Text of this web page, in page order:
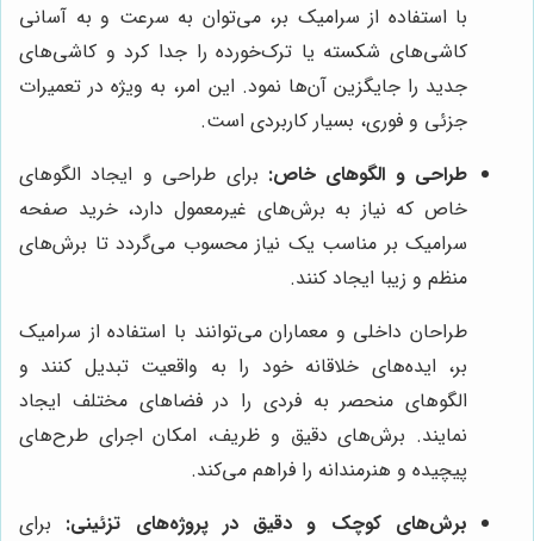
با استفاده از سرامیک بر، می‌توان به سرعت و به آسانی
کاشی‌های شکسته یا ترک‌خورده را جدا کرد و کاشی‌های
جدید را جایگزین آن‌ها نمود. این امر، به ویژه در تعمیرات
جزئی و فوری، بسیار کاربردی است.
طراحی و الگوهای خاص: برای طراحی و ایجاد الگوهای
خاص که نیاز به برش‌های غیرمعمول دارد، خرید صفحه
سرامیک بر مناسب یک نیاز محسوب می‌گردد تا برش‌های
منظم و زیبا ایجاد کنند.
طراحان داخلی و معماران می‌توانند با استفاده از سرامیک
بر، ایده‌های خلاقانه خود را به واقعیت تبدیل کنند و
الگوهای منحصر به فردی را در فضاهای مختلف ایجاد
نمایند. برش‌های دقیق و ظریف، امکان اجرای طرح‌های
پیچیده و هنرمندانه را فراهم می‌کند.
برش‌های کوچک و دقیق در پروژه‌های تزئینی: برای